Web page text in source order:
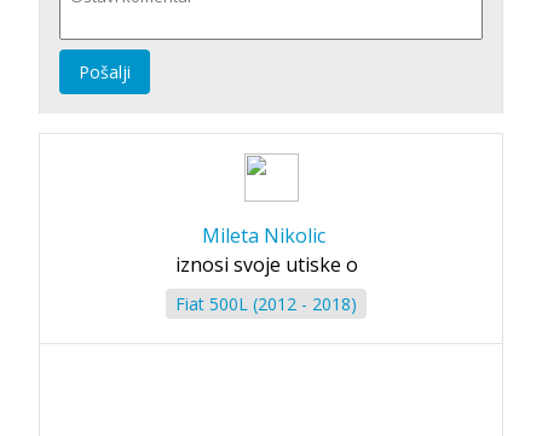
Pošalji
Mileta Nikolic
iznosi svoje utiske o
Fiat 500L (2012 - 2018)